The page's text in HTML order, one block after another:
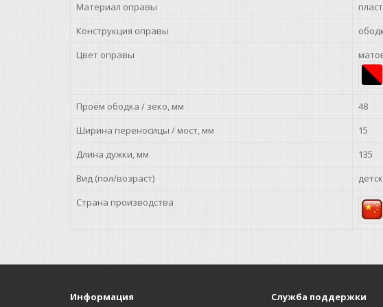
Материал оправы
Конструкция оправы
Цвет оправы
Проём ободка / зеко, мм
48
Ширина переносицы / мост, мм
15
Длина дужки, мм
135
Вид (пол/возраст)
Страна производства
Информация Служба поддержки